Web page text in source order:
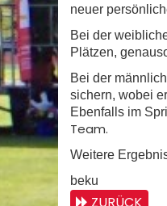
neuer
Bei der
Plätzen,
Bei der
sichern, wobei
Ebenfalls im
Team.
Weitere
beku